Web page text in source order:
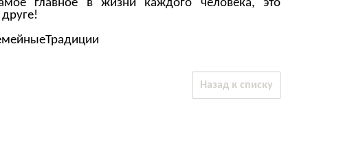
главное в жизни каждого человека, это
Назад к списку